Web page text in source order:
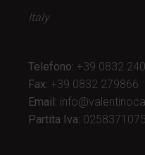
Italy
Telefono: +39 0832
Fax: +39 0832 279866
Email:
Partita Iva: